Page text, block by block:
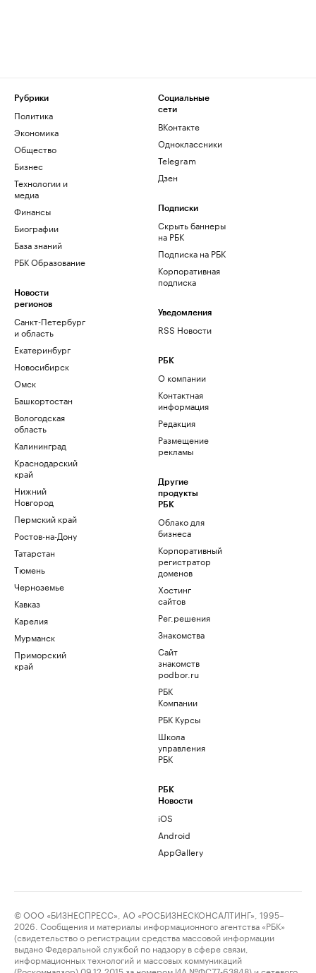
Рубрики
Политика
Экономика
Общество
Бизнес
Технологии и
медиа
Финансы
Биографии
База знаний
РБК Образование
Новости
регионов
Санкт-Петербург
и область
Екатеринбург
Новосибирск
Омск
Башкортостан
Вологодская
область
Калининград
Краснодарский
край
Нижний
Новгород
Пермский край
Ростов-на-Дону
Татарстан
Тюмень
Черноземье
Кавказ
Карелия
Мурманск
Приморский
край
Социальные
сети
ВКонтакте
Одноклассники
Telegram
Дзен
Подписки
Скрыть баннеры
на РБК
Подписка на РБК
Корпоративная
подписка
Уведомления
RSS Новости
РБК
О компании
Контактная
информация
Редакция
Размещение
рекламы
Другие
продукты
РБК
Облако для
бизнеса
Корпоративный
регистратор
доменов
Хостинг
сайтов
Рег.решения
Знакомства
Сайт
знакомств
podbor.ru
РБК
Компании
РБК Курсы
Школа
управления
РБК
РБК
Новости
iOS
Android
AppGallery
© ООО «БИЗНЕСПРЕСС», АО «РОСБИЗНЕСКОНСАЛТИНГ», 1995–
2026. Сообщения и материалы информационного агентства «РБК»
(свидетельство о регистрации средства массовой информации
выдано Федеральной службой по надзору в сфере связи,
информационных технологий и массовых коммуникаций